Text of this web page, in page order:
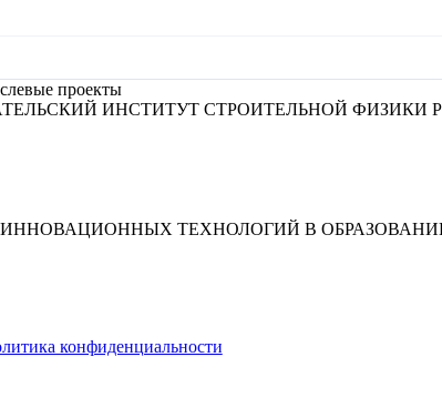
проекты
ИНСТИТУТ СТРОИТЕЛЬНОЙ
ТЕХНОЛОГИЙ В
конфиденциальности